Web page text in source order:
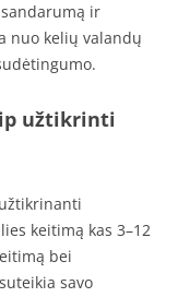
ir
nuo kelių valandų
užtikrinti
keitimą kas 3–12
bei
savo